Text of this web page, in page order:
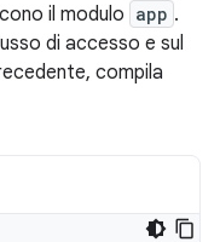
il modulo app .
di accesso e sul
compila